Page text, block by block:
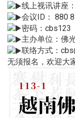
线上视讯讲座：
会议ID： 880
密码：cbs123
主办单位：佛
联络方式：
无须报名，欢迎大